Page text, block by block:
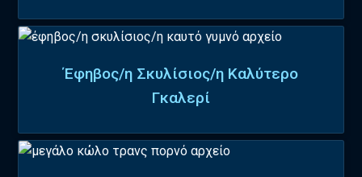
Έφηβος/η Σκυλίσιος/η Καλύτερο
Γκαλερί